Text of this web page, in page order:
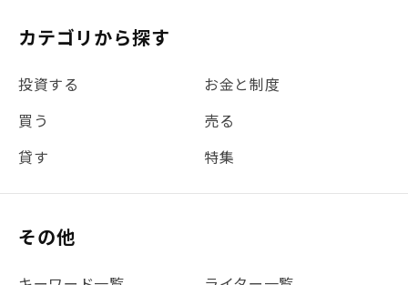
カテゴリから探す
投資する
お金と制度
買う
売る
貸す
特集
その他